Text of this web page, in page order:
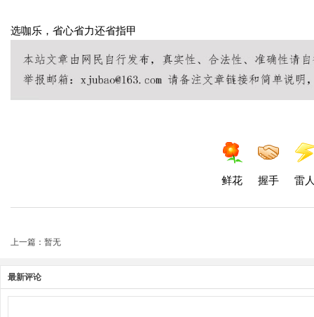
选咖乐，省心省力还省指甲
鲜花 握手 雷
上一篇：暂无
最新评论